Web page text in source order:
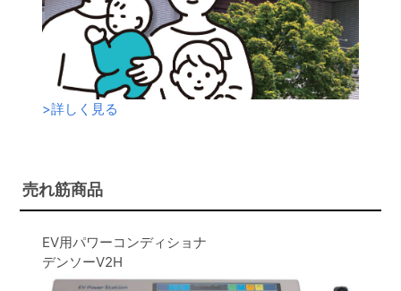
>詳しく見る
売れ筋商品
EV用パワーコンディショナ
デンソーV2H